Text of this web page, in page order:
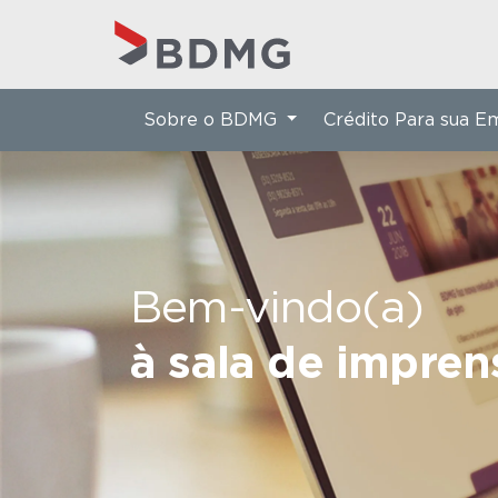
Bem-vindo(a)
à sala de
Sobre o BDMG Crédito Para sua